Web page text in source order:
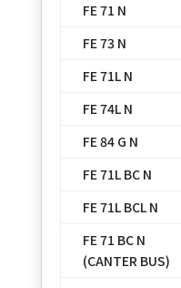
FE 71 N
FE 73 N
FE 71L N
FE 74L N
FE 84 G N
FE 71L BC N
FE 71L BCL N
FE 71 BC N
(CANTER BUS)